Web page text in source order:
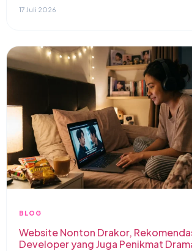
17 Juli 2026
BLOG
Website Nonton Drakor,
Developer yang Juga Penikmat